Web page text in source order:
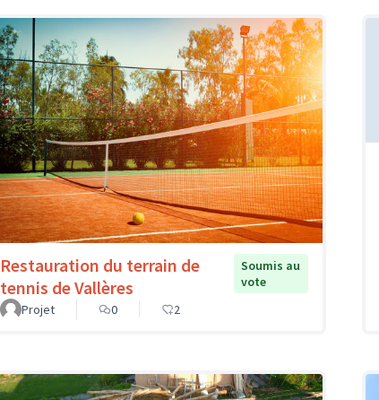
Restauration du terrain de
tennis de Vallères
Soumis au
vote
Projet
0 2